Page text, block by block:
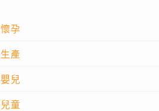
懷孕
生產
嬰兒
兒童